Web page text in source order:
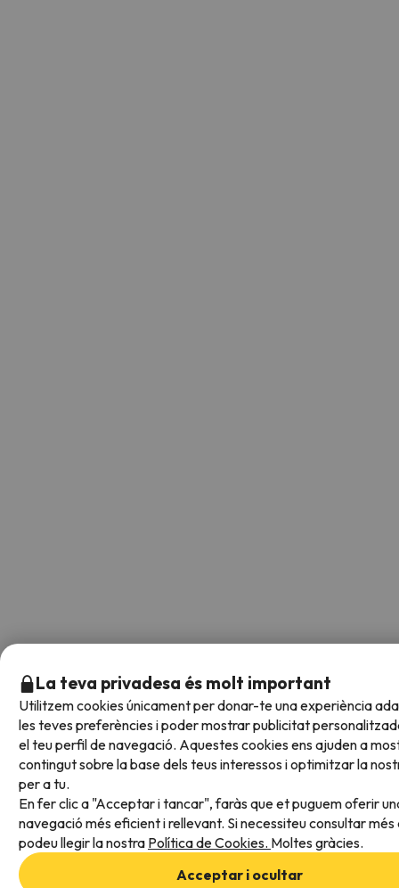
La teva privadesa és molt important
Utilitzem cookies únicament per donar-te una experiència
les teves preferències i poder mostrar publicitat
el teu perfil de navegació. Aquestes cookies ens ajuden a
contingut sobre la base dels teus interessos i optimitzar la
per a tu.
En fer clic a "Acceptar i tancar", faràs que et puguem oferir
navegació més eficient i rellevant. Si necessiteu consultar més
podeu llegir la nostra Política de Cookies. Moltes gràcies.
Acceptar i ocultar